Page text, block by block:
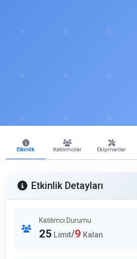
Etkinlik Katılımcılar Ekipmanlar
Etkinlik Detayları
Katılımcı Durumu
25 Limit/9 Kalan